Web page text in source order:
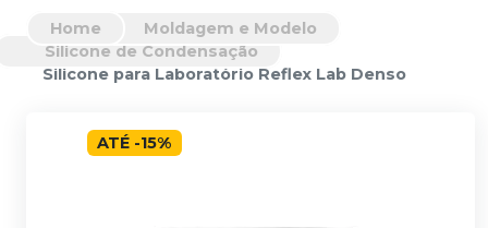
Home
Moldagem e Modelo
Silicone de Condensação
Silicone para Laboratório Reflex Lab Denso
ATÉ -15%